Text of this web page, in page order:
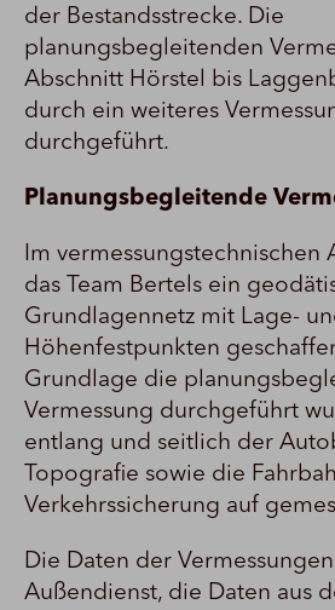
der Bestandsstrecke. Die
planungsbegleitenden
Abschnitt Hörstel bis
durch ein weiteres
durchgeführt.
Planungsbegleitende
Im vermessungstechnischen
das Team Bertels ein
Grundlagennetz mit Lage-
Höhenfestpunkten
Grundlage die
Vermessung durchgeführt
entlang und seitlich der
Topografie sowie die
Verkehrssicherung auf
Die Daten der
Außendienst, die Daten aus